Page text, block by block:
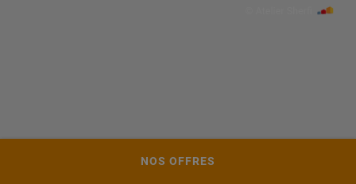
NOS OFFRES